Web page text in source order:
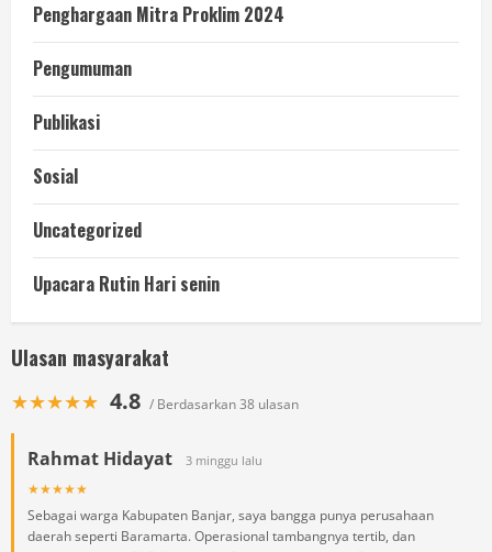
Penghargaan Mitra Proklim 2024
Pengumuman
Publikasi
Sosial
Uncategorized
Upacara Rutin Hari senin
Ulasan masyarakat
★★★★★ 4.8 / Berdasarkan 38 ulasan
Rahmat Hidayat 3 minggu lalu
★★★★★
Sebagai warga Kabupaten Banjar, saya bangga punya perusahaan
daerah seperti Baramarta. Operasional tambangnya tertib, dan